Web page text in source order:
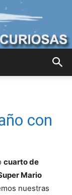
con
cuarto de
Mario
nuestras